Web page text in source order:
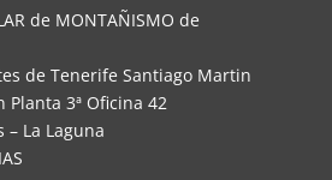
de MONTAÑISMO de
de Tenerife Santiago Martin
Planta 3ª Oficina 42
– La Laguna